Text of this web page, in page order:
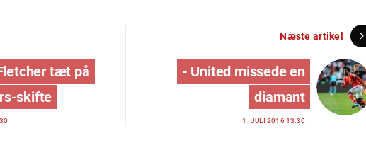
tæt på
skifte
Næste artikel
- United missede en
diamant
1. JULI 2016 13:30